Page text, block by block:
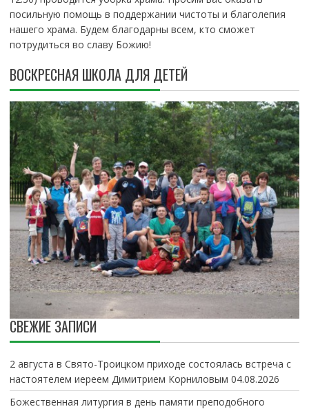
посильную помощь в поддержании чистоты и благолепия
нашего храма. Будем благодарны всем, кто сможет
потрудиться во славу Божию!
ВОСКРЕСНАЯ ШКОЛА ДЛЯ ДЕТЕЙ
СВЕЖИЕ ЗАПИСИ
2 августа в Свято-Троицком приходе состоялась встреча с
настоятелем иереем Димитрием Корниловым 04.08.2026
Божественная литургия в день памяти преподобного